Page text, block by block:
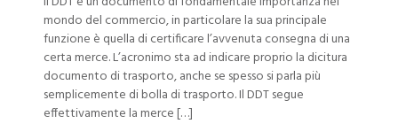
mondo del commercio, in particolare la sua principale
funzione è quella di certificare l’avvenuta consegna di una
certa merce. L’acronimo sta ad indicare proprio la dicitura
documento di trasporto, anche se spesso si parla più
semplicemente di bolla di trasporto. Il DDT segue
effettivamente la merce […]